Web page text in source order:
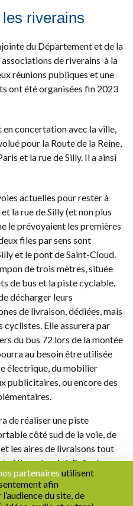
riverains
du Département et de la
de riverains à la
réunions publiques et une
ont été organisées fin 2023
concertation avec la ville,
pour la Route de la Reine,
et la rue de Silly. Il a ainsi
actuelles pour rester à
la rue de Silly (et non plus
le prévoyaient les premières
files par sens sont
et le pont de Saint-Cloud.
de trois mètres, située
de bus et la piste cyclable.
décharger leurs
de livraison, dédiées, mais
cyclistes. Elle assurera par
du bus 72 lors de la montée
au besoin être utilisée
électrique, du mobilier
publicitaires, ou encore des
de réaliser une piste
côté sud de la voie, de
les aires de livraisons tout
piéton sécurisé. Enfin, les
et des espaces
place entre les arbres.
partenaires utilisent
afin
du site, de